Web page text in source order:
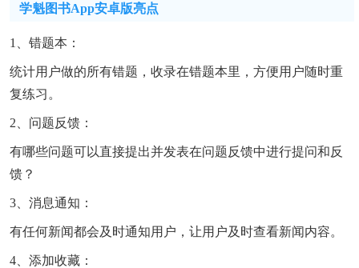
学魁图书app安卓版亮点
1、错题本：
统计用户做的所有错题，收录在错题本里，方便用户随时重
复练习。
2、问题反馈：
有哪些问题可以直接提出并发表在问题反馈中进行提问和反
馈？
3、消息通知：
有任何新闻都会及时通知用户，让用户及时查看新闻内容。
4、添加收藏：